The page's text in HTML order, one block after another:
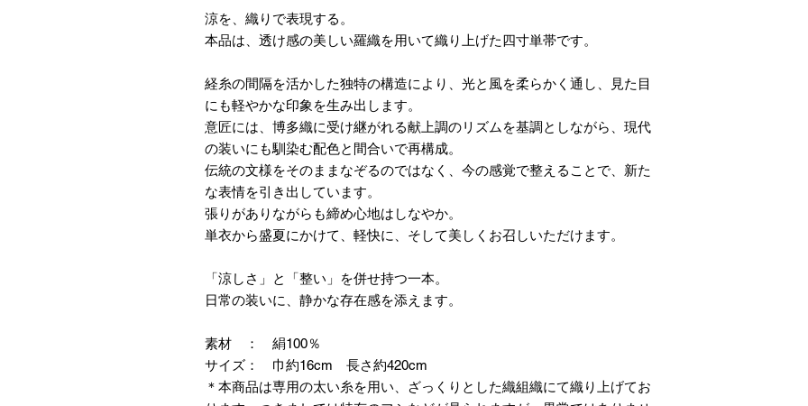
涼を、織りで表現する。
本品は、透け感の美しい羅織を用いて織り上げた四寸単帯です。
経糸の間隔を活かした独特の構造により、光と風を柔らかく通し、見た目
にも軽やかな印象を生み出します。
意匠には、博多織に受け継がれる献上調のリズムを基調としながら、現代
の装いにも馴染む配色と間合いで再構成。
伝統の文様をそのままなぞるのではなく、今の感覚で整えることで、新た
な表情を引き出しています。
張りがありながらも締め心地はしなやか。
単衣から盛夏にかけて、軽快に、そして美しくお召しいただけます。
「涼しさ」と「整い」を併せ持つ一本。
日常の装いに、静かな存在感を添えます。
素材 ： 絹100％
サイズ： 巾約16cm 長さ約420cm
＊本商品は専用の太い糸を用い、ざっくりとした織組織にて織り上げてお